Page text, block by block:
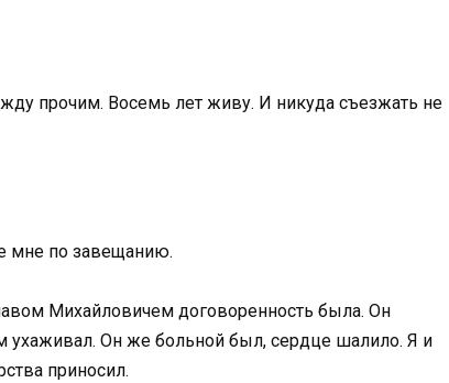
прочим. Восемь лет живу. И никуда съезжать не
мне по завещанию.
Михайловичем договоренность была. Он
ухаживал. Он же больной был, сердце шалило. Я и
приносил.